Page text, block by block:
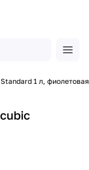
1 л, фиолетовая